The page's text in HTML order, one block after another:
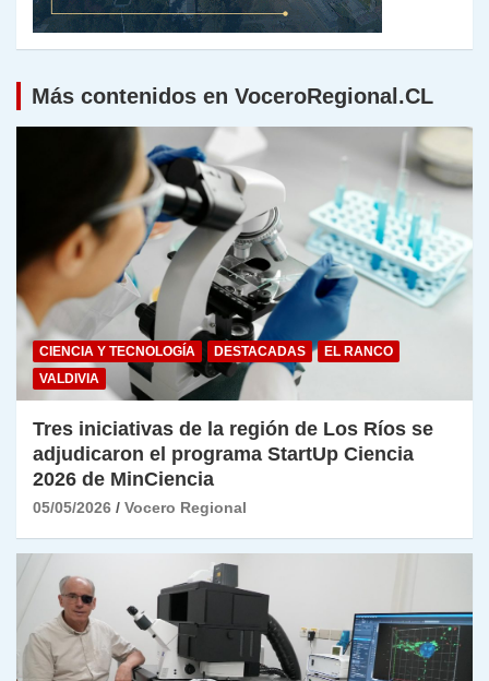
Más contenidos en VoceroRegional.CL
CIENCIA Y TECNOLOGÍA DESTACADAS
EL RANCO
VALDIVIA
Tres iniciativas de la región de Los Ríos se
adjudicaron el programa StartUp Ciencia
2026 de MinCiencia
05/05/2026 Vocero Regional